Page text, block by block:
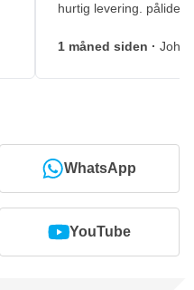
hurtig levering.
1 måned siden ·
WhatsApp
YouTube